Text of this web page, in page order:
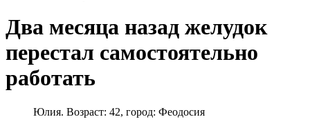
Два месяца назад желудок
перестал самостоятельно
работать
Юлия. Возраст: 42, город: Феодосия